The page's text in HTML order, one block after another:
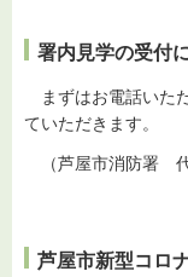
署内見学の受付
まずはお電話いた
ていただきます。
（芦屋市消防署 代
芦屋市新型コロ